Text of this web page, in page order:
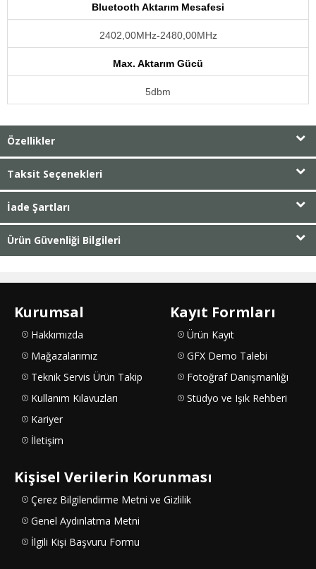
Bluetooth Aktarım Mesafesi
2402,00MHz-2480,00MHz
Max. Aktarım Gücü
5dbm
Özellikler
Taksit Seçenekleri
İade Şartları
Ürün Güvenliği Bilgileri
Kurumsal
Hakkımızda
Mağazalarımız
Teknik Servis Ürün Takip
Kullanım Kılavuzları
Kariyer
İletişim
Kayıt Formları
Ürün Kayıt
GFX Demo Talebi
Fotoğraf Danışmanlığı
Stüdyo ve Işık Rehberi
Kişisel Verilerin Korunması
Çerez Bilgilendirme Metni ve Gizlilik
Genel Aydınlatma Metni
İlgili Kişi Başvuru Formu